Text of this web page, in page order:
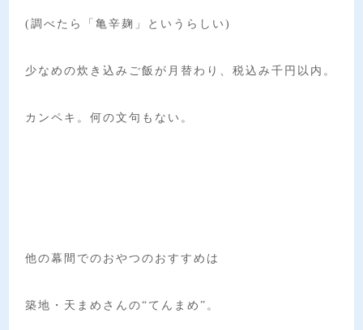
(調べたら「亀辛麹」というらしい)
少なめの炊き込みご飯が月替わり、税込み千円以内。
カンペキ。何の文句もない。
他の幕間でのおやつのおすすめは
築地・天まめさんの“てんまめ”。